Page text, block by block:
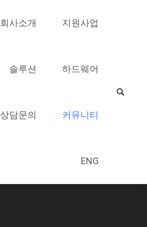
회사소개 지원사업
솔루션 하드웨어
상담문의 커뮤니티
ENG
Search: